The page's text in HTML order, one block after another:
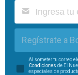
Regístrate a
Al someter tu correo
Condiciones de El
especiales de